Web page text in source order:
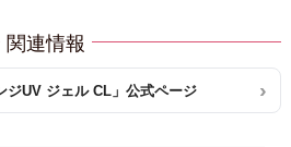
関連情報
ジUV ジェル CL」公式ページ